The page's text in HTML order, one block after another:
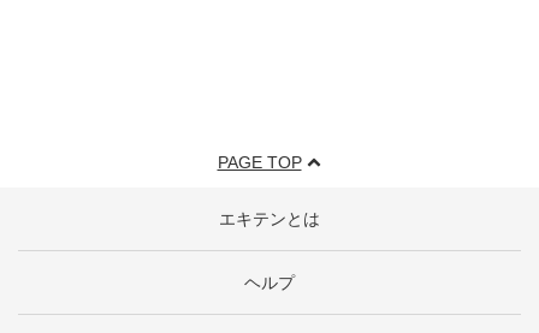
PAGE TOP
エキテンとは
ヘルプ